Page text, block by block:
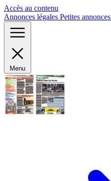
Accès au contenu
Annonces légales Petites annonces
Menu
Panneau de gestion des cookies